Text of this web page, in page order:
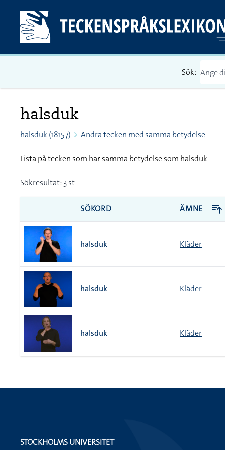
Sök:
halsduk
halsduk (18157) Andra tecken med samma betydelse
Lista på tecken som har samma betydelse som halsduk
Sökresultat: 3 st
SÖKORD ÄMNE
halsduk Kläder
halsduk Kläder
halsduk Kläder
STOCKHOLMS UNIVERSITET